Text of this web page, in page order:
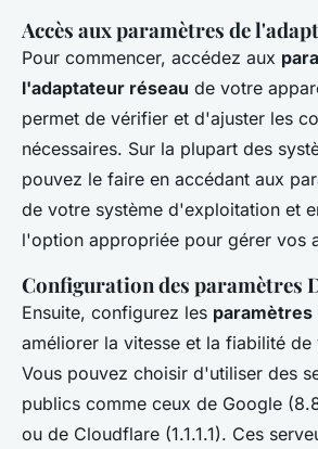
Accès aux paramètres de
Pour commencer, accédez aux
l'adaptateur réseau de votre
permet de vérifier et d'ajuster les
nécessaires. Sur la plupart des
pouvez le faire en accédant aux
de votre système d'exploitation et
l'option appropriée pour gérer vos
Configuration des paramètres
Ensuite, configurez les paramètres
améliorer la vitesse et la fiabilité
Vous pouvez choisir d'utiliser des
publics comme ceux de Google
ou de Cloudflare (1.1.1.1). Ces